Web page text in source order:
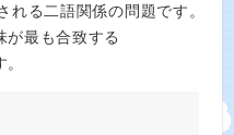
れる二語関係の問題です。
が最も合致する